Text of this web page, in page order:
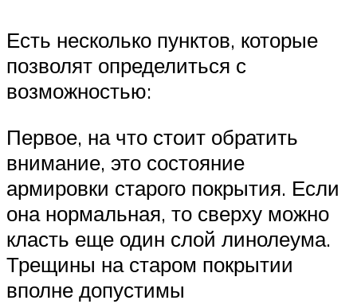
Есть несколько пунктов, которые
позволят определиться с
возможностью:
Первое, на что стоит обратить
внимание, это состояние
армировки старого покрытия. Если
она нормальная, то сверху можно
класть еще один слой линолеума.
Трещины на старом покрытии
вполне допустимы